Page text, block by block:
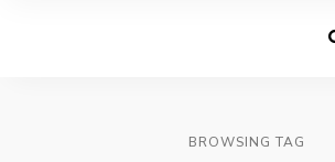
BROWSING TAG